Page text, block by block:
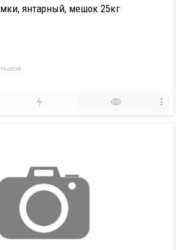
янтарный, мешок 25кг